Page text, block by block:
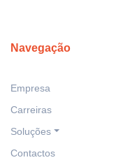
Navegação
Empresa
Carreiras
Soluções
Contactos